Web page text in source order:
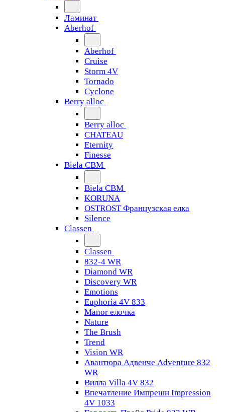
Ламинат
Aberhof
Aberhof
Cruise
Storm 4V
Tornado
Сyclone
Berry alloc
Berry alloc
CHATEAU
Eternity
Finesse
Biela CBM
Biela CBM
KORUNA
OSTROST Французская елка
Silence
Classen
Classen
832-4 WR
Diamond WR
Discovery WR
Emotions
Euphoria 4V 833
Manor елочка
Nature
The Brush
Trend
Vision WR
Авантюра Адвенче Adventure 832
WR
Вилла Villa 4V 832
Впечатление Импрешн Impression
4V 1033